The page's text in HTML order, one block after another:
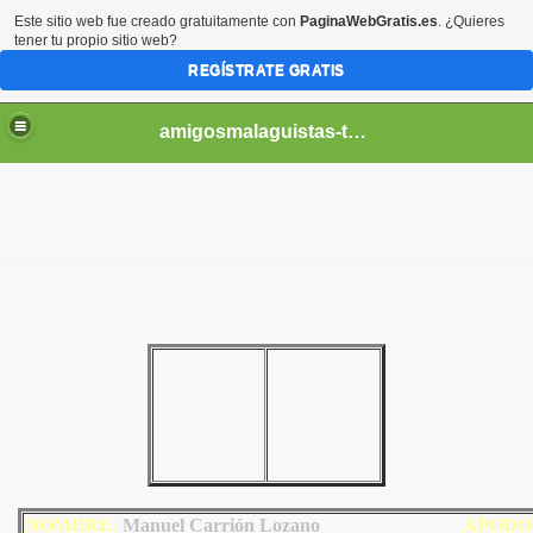
amigosmalaguistas-temporadas
NOMBRE: Manuel Carrión Lozano APODO
Este sitio web fue creado gratuitamente con PaginaWebGratis.es. ¿Quieres
tener tu propio sitio web?
REGÍSTRATE GRATIS